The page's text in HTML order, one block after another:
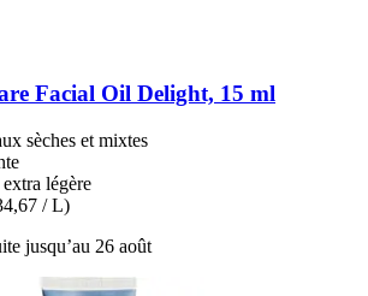
Facial Oil Delight, 15 ml
sèches et mixtes
légère
/ L)
jusqu’au 26 août